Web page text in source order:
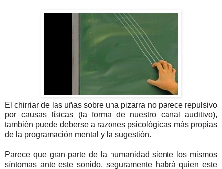
El chirriar de las uñas sobre una pizarra no parece repulsivo
por causas físicas (la forma de nuestro canal auditivo),
también puede deberse a razones psicológicas más propias
de la programación mental y la sugestión.
Parece que gran parte de la humanidad siente los mismos
síntomas ante este sonido, seguramente habrá quien este